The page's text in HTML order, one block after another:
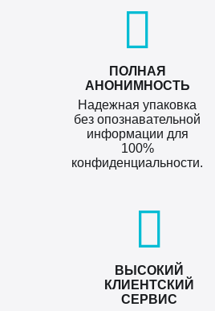
ПОЛНАЯ
АНОНИМНОСТЬ
Надежная упаковка
без опознавательной
информации для
100%
конфиденциальности.
ВЫСОКИЙ
КЛИЕНТСКИЙ
СЕРВИС